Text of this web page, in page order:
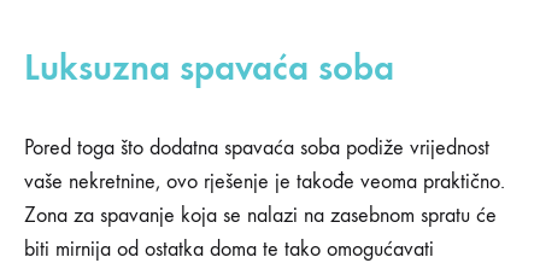
Luksuzna spavaća soba
Pored toga što dodatna spavaća soba podiže vrijednost
vaše nekretnine, ovo rješenje je takođe veoma praktično.
Zona za spavanje koja se nalazi na zasebnom spratu će
biti mirnija od ostatka doma te tako omogućavati